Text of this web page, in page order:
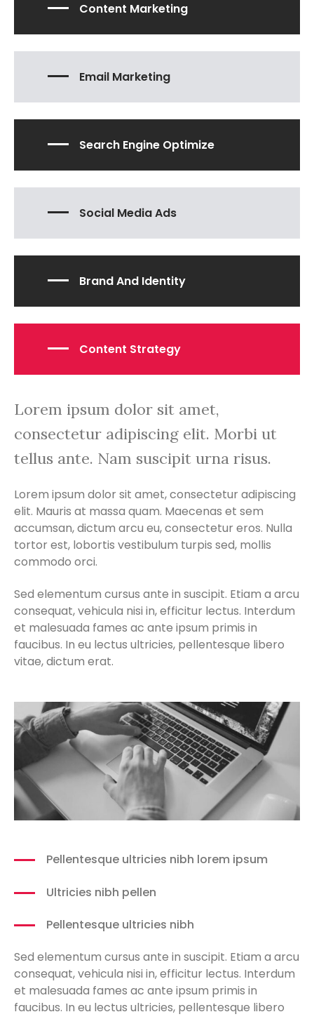
Content Marketing
Email Marketing
Search Engine Optimize
Social Media Ads
Brand And Identity
Content Strategy
Lorem ipsum dolor sit amet,
consectetur adipiscing elit. Morbi ut
tellus ante. Nam suscipit urna risus.
Lorem ipsum dolor sit amet, consectetur adipiscing
elit. Mauris at massa quam. Maecenas et sem
accumsan, dictum arcu eu, consectetur eros. Nulla
tortor est, lobortis vestibulum turpis sed, mollis
commodo orci.
Sed elementum cursus ante in suscipit. Etiam a arcu
consequat, vehicula nisi in, efficitur lectus. Interdum
et malesuada fames ac ante ipsum primis in
faucibus. In eu lectus ultricies, pellentesque libero
vitae, dictum erat.
Pellentesque ultricies nibh lorem ipsum
Ultricies nibh pellen
Pellentesque ultricies nibh
Sed elementum cursus ante in suscipit. Etiam a arcu
consequat, vehicula nisi in, efficitur lectus. Interdum
et malesuada fames ac ante ipsum primis in
faucibus. In eu lectus ultricies, pellentesque libero